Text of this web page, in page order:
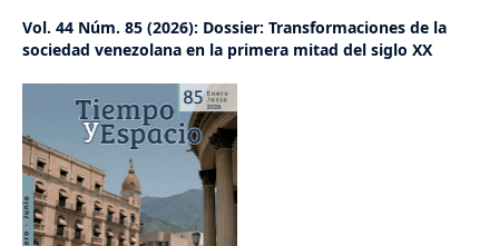
Vol. 44 Núm. 85 (2026): Dossier: Transformaciones de la
sociedad venezolana en la primera mitad del siglo XX